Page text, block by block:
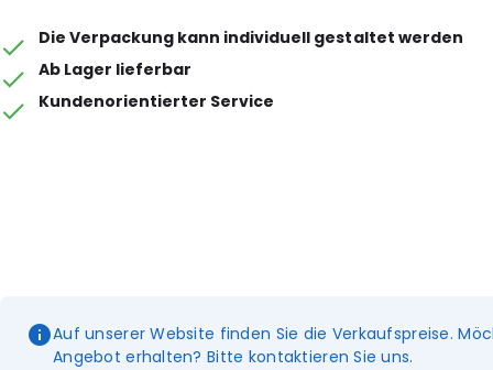
Die Verpackung kann individuell gestaltet werden
Ab Lager lieferbar
Kundenorientierter Service
Auf unserer Website finden Sie die Verkaufspreise.
Angebot erhalten? Bitte kontaktieren Sie uns.